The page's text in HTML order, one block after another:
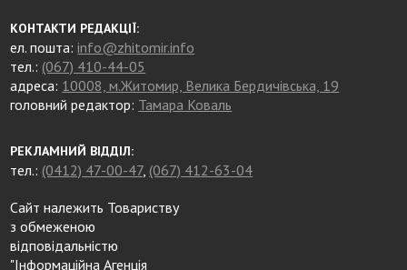
КОНТАКТИ РЕДАКЦІЇ:
ел. пошта:info@zhitomir.info
тел.: (067) 410-44-05
адреса: 10008, м.Житомир, Велика Бердичівська, 19
головний редактор: Тамара Коваль
РЕКЛАМНИЙ ВІДДІЛ:
тел.: (0412) 47-00-47, (067) 412-63-04
Сайт належить Товариству
з обмеженою
відповідальністю
"Інформаційна Агенція